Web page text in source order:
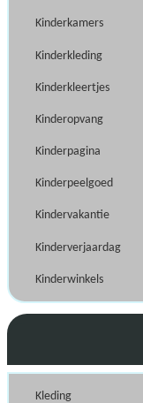
Kinderkamers
Kinderkleding
Kinderkleertjes
Kinderopvang
Kinderpagina
Kinderpeelgoed
Kindervakantie
Kinderverjaardag
Kinderwinkels
Kleding